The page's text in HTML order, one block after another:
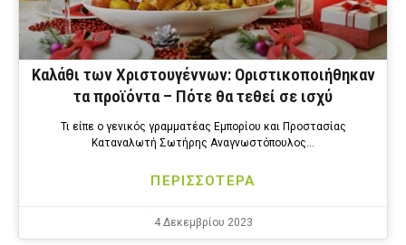
Καλάθι των Χριστουγέννων: Οριστικοποιήθηκαν
τα προϊόντα – Πότε θα τεθεί σε ισχύ
Τι είπε ο γενικός γραμματέας Εμπορίου και Προστασίας
Καταναλωτή Σωτήρης Αναγνωστόπουλος…
ΠΕΡΙΣΣΟΤΕΡΑ
4 Δεκεμβρίου 2023